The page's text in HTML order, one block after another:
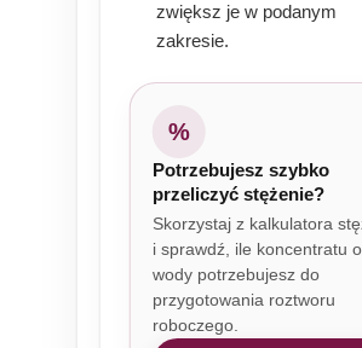
zwiększ je w podanym
zakresie.
%
Potrzebujesz szybko
przeliczyć stężenie?
Skorzystaj z kalkulatora
i sprawdź, ile koncentratu
wody potrzebujesz do
przygotowania roztworu
roboczego.